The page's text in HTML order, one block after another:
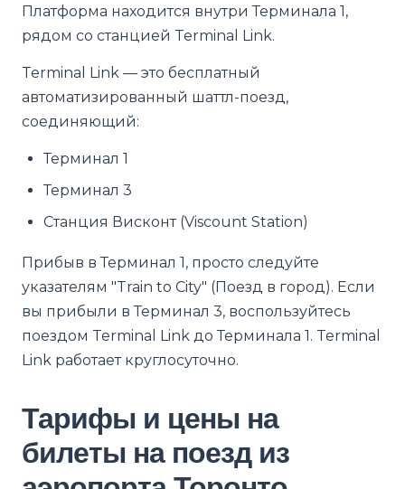
Платформа находится внутри Терминала 1,
рядом со станцией Terminal Link.
Terminal Link — это бесплатный
автоматизированный шаттл-поезд,
соединяющий:
Терминал 1
Терминал 3
Станция Висконт (Viscount Station)
Прибыв в Терминал 1, просто следуйте
указателям "Train to City" (Поезд в город). Если
вы прибыли в Терминал 3, воспользуйтесь
поездом Terminal Link до Терминала 1. Terminal
Link работает круглосуточно.
Тарифы и цены на
билеты на поезд из